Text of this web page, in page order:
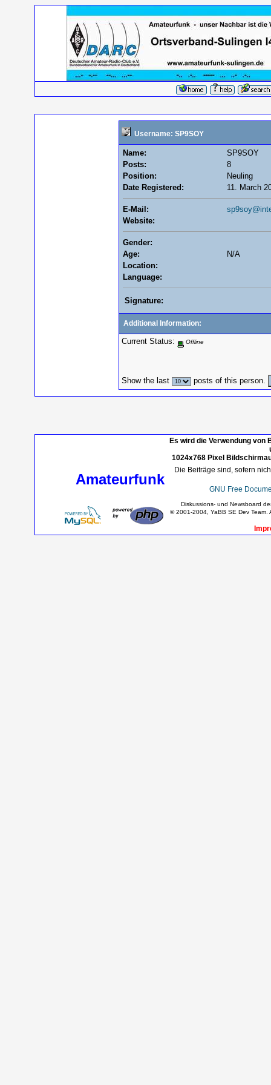
Username: SP9SOY
Name:
SP9SOY
Posts:
8
Position:
Neuling
Date Registered:
11. March
E-Mail:
Website:
Gender:
Age:
N/A
Location:
Language:
Signature:
Additional Information:
Current Status: Offline
Show the last posts of this person.
Es wird die Verwendung
1024x768 Pixel
Amateurfunk
Die Beiträge sind, sofern
GNU Free
Diskussions- und Newsboard
© 2001-2004, YaBB SE Dev Team.